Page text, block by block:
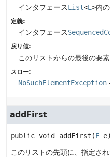
インタフェースList<E>内の
定義:
インタフェース
戻り値:
このリストからの最後の要素
スロー:
NoSuchElementException
addFirst
public void addFirst (E e)
このリストの先頭に、指定さ